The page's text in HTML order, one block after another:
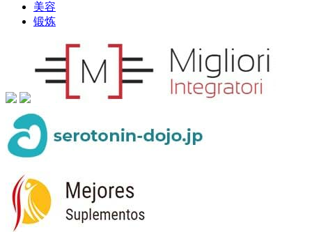
美容
锻炼